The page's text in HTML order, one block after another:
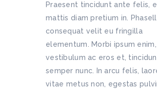
Praesent tincidunt ante felis,
mattis diam pretium in.
consequat velit eu fringilla
elementum. Morbi ipsum enim,
vestibulum ac eros et,
semper nunc. In arcu felis,
vitae metus non, egestas